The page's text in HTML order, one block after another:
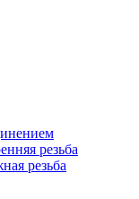
резьба
резьба